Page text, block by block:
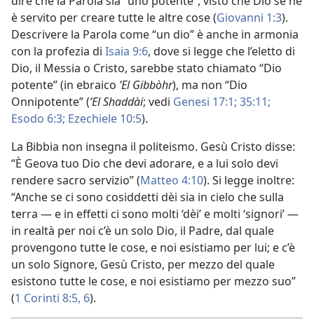
è servito per creare tutte le altre cose (Giovanni 1:3).
Descrivere la Parola come “un dio” è anche in armonia
con la profezia di Isaia 9:6, dove si legge che l’eletto di
Dio, il Messia o Cristo, sarebbe stato chiamato “Dio
potente” (in ebraico ʼEl Gibbòhr), ma non “Dio
Onnipotente” (ʼEl Shaddài; vedi Genesi 17:1; 35:11;
Esodo 6:3; Ezechiele 10:5).
La Bibbia non insegna il politeismo. Gesù Cristo disse:
“È Geova tuo Dio che devi adorare, e a lui solo devi
rendere sacro servizio” (Matteo 4:10). Si legge inoltre:
“Anche se ci sono cosiddetti dèi sia in cielo che sulla
terra — e in effetti ci sono molti ‘dèi’ e molti ‘signori’ —
in realtà per noi c’è un solo Dio, il Padre, dal quale
provengono tutte le cose, e noi esistiamo per lui; e c’è
un solo Signore, Gesù Cristo, per mezzo del quale
esistono tutte le cose, e noi esistiamo per mezzo suo”
(1 Corinti 8:5, 6).